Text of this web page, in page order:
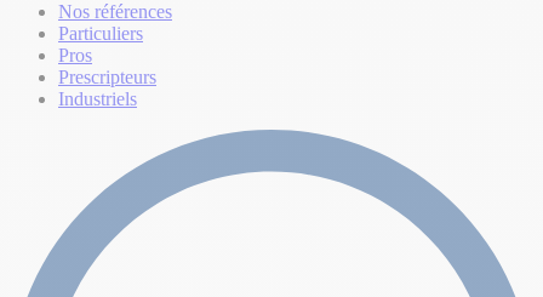
Nos références
Particuliers
Pros
Prescripteurs
Industriels